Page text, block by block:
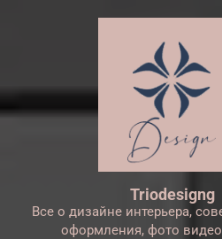
Triodesigng
Все о дизайне интерьера,
оформления, фото